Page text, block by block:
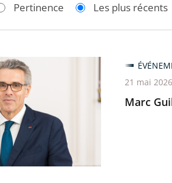
Pertinence Les plus récents
Marc
21 mai 2026